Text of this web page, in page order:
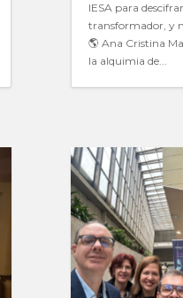
IESA para
transformador, y
🌎 Ana Cristina
la alquimia de...